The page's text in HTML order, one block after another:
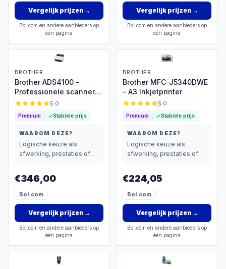
Vergelijk prijzen→
Bol.com en andere aanbieders op
één pagina
Vergelijk prijzen→
Bol.com en andere aanbieders op
één pagina
BROTHER
Brother ADS4100 -
Professionele scanner
met dubbelzijdig
scannen
5.0
Premium Stabiele prijs
WAAROM DEZE?
Logische keuze als
afwerking, prestaties of
€346,00
Bol.com
Vergelijk prijzen→
Bol.com en andere aanbieders op
één pagina
BROTHER
Brother MFC-J5340DWE
- A3 Inkjetprinter
5.0
Premium Stabiele prijs
WAAROM DEZE?
Logische keuze als
afwerking, prestaties of
€224,05
Bol.com
Vergelijk prijzen→
Bol.com en andere aanbieders op
één pagina